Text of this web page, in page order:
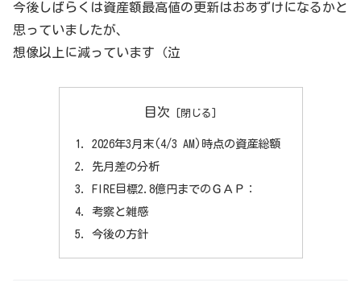
今後しばらくは資産額最高値の更新はおあずけになるかと
思っていましたが、
想像以上に減っています（泣
目次
2026年3月末(4/3 AM)時点の資産総額
先月差の分析
FIRE目標2.8億円までのＧＡＰ：
考察と雑感
今後の方針